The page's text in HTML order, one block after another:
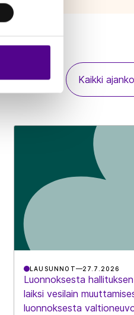
Kaikki
LAUSUNNOT 27.7.2026
Luonnoksesta
laiksi vesilain
luonnoksesta